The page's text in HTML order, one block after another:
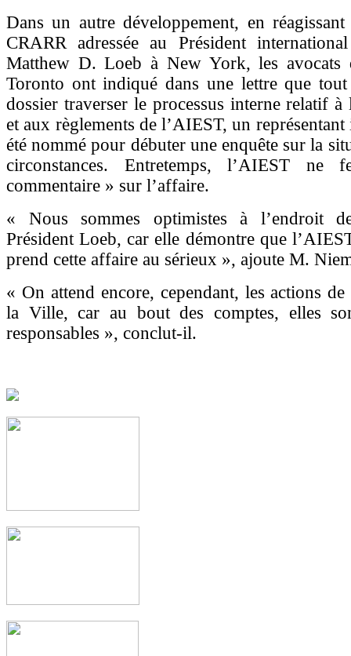
Dans un autre développement, en
CRARR adressée au Président
Matthew D. Loeb à New York, les avocats
Toronto ont indiqué dans une lettre que
dossier traverser le processus interne relatif
et aux règlements de l’AIEST, un
été nommé pour débuter une enquête sur la
circonstances. Entretemps, l’AIEST ne
commentaire » sur l’affaire.
« Nous sommes optimistes à l’endroit
Président Loeb, car elle démontre que
prend cette affaire au sérieux », ajoute M.
« On attend encore, cependant, les actions
la Ville, car au bout des comptes, elles
responsables », conclut-il.